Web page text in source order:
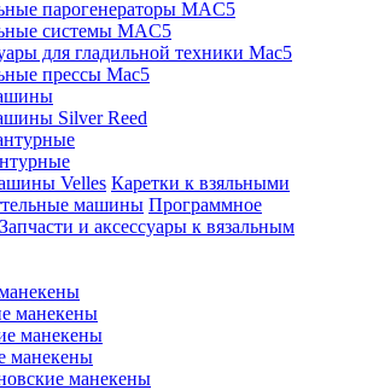
парогенераторы MAC5
системы MAC5
для гладильной техники Mac5
прессы Mac5
Silver Reed
Velles Каретки к взяльными
машины Программное
Запчасти и аксессуары к вязальным
манекены
манекены
манекены
манекены